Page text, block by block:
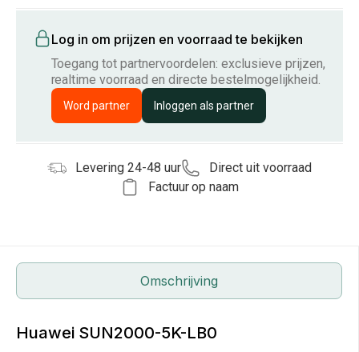
Log in om prijzen en voorraad te bekijken
Toegang tot partnervoordelen: exclusieve prijzen,
realtime voorraad en directe bestelmogelijkheid.
Word partner Inloggen als partner
Levering 24-48 uur
Direct uit voorraad
Factuur op naam
Omschrijving
Huawei SUN2000-5K-LB0